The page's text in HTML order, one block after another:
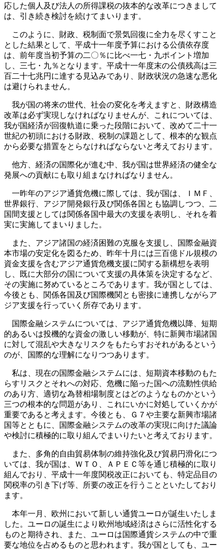
応した個人及び法人の所得課税の抜本的な改革につきまして
は、引き続き検討を続けてまいります。
このように、財政、税制面で景気回復に全力を尽くすこと
とした結果として、平成十一年度予算における公債依存度
は、前年度当初予算の二〇％に比べ一七・九ポイント増加
し、三七・九％となります。平成十一年度末の公債残高は三
百二十七兆円に達する見込みであり、財政状況の急速な悪化
は避けられません。
我が国の将来の世代、社会の変化を考えますと、財政構造
改革は必ず実現しなければなりませんが、これについては、
我が国経済が回復軌道に乗った段階において、改めて二十一
世紀の初頭における財政、税制の課題として、根本的な観点
から必要な措置をとらなければならないと考えております。
他方、経済の国際化が進む中、我が国は世界経済の健全な
発展への貢献にも取り組まなければなりません。
一昨年のアジア通貨危機に際しては、我が国は、ＩＭＦ、
世界銀行、アジア開発銀行及び関係各国とも協調しつつ、二
国間支援としては関係各国中最大の支援を表明し、それを着
実に実施してまいりました。
また、アジア諸国の経済困難の克服を支援し、国際金融資
本市場の安定化を図るため、昨年十月には三百億ドル規模の
資金支援を含むアジア通貨危機支援に関する新構想を表明
し、既に大部分の国について支援の具体策を決定するなど、
その実施に努めているところであります。我が国としては、
今後とも、関係各国及び国際機関とも密接に連携しながらア
ジア支援を行っていく所存であります。
国際金融システムについては、アジア通貨危機以降、短期
的あるいは投機的な資金の激しい移動が、特に新興市場諸国
に対して混乱や大きなリスクをもたらすおそれがあるという
のが、国際的な理解になりつつあります。
私は、現在の国際金融システムには、短期資本移動のもた
らすリスクとそれへの対応、危機に陥った国への流動性供給
のあり方、適切な為替相場制度とはどのようなものかという
三つの根本的な問題があり、これにいかに対処していくかが
重要であると考えます。今後とも、Ｇ７や主要な新興市場諸
国等とともに、国際金融システムの改革の実現に向けた議論
や検討に積極的に取り組んでまいりたいと考えております。
また、多角的自由貿易体制の維持強化及び貿易円滑化につ
いては、我が国は、ＷＴＯ、ＡＰＥＣ等を通じ積極的に取り
組んでおり、平成十一年度関税改正においても、特定品目の
関税率の引き下げ等、所要の改正を行うことといたしており
ます。
本年一月、欧州において新しい通貨ユーロが誕生いたしま
した。ユーロの誕生により欧州地域経済はさらに活性化する
ものと期待され、また、ユーロは国際通貨システムの中で重
要な地位を占めるものと思われます。我が国としても、ユー